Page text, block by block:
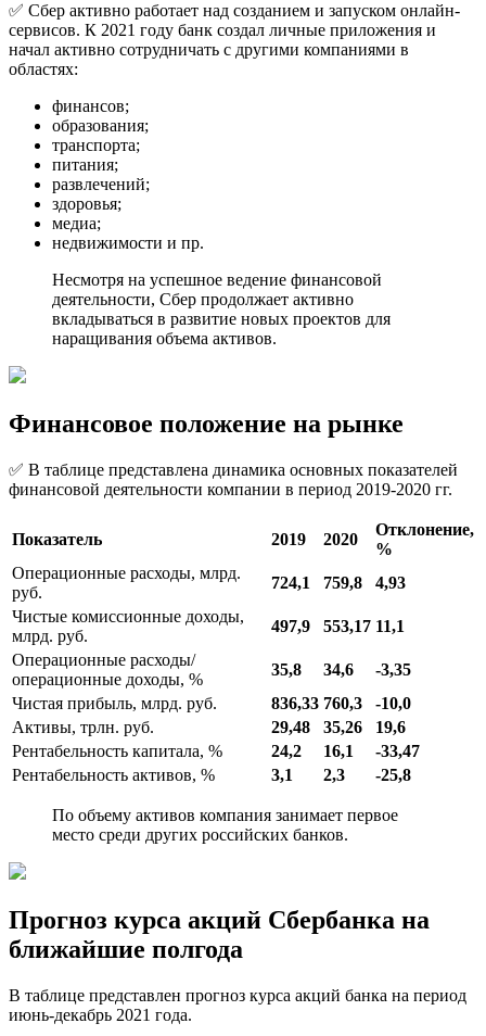
✅ Сбер активно работает над созданием и запуском онлайн-
сервисов. К 2021 году банк создал личные приложения и
начал активно сотрудничать с другими компаниями в
областях:
финансов;
образования;
транспорта;
питания;
развлечений;
здоровья;
медиа;
недвижимости и пр.
Несмотря на успешное ведение финансовой
деятельности, Сбер продолжает активно
вкладываться в развитие новых проектов для
наращивания объема активов.
Финансовое положение на рынке
✅ В таблице представлена динамика основных показателей
финансовой деятельности компании в период 2019-2020 гг.
Показатель 2019 2020
Отклонение,
%
Операционные расходы, млрд.
руб.
724,1 759,8
4,93
Чистые комиссионные доходы,
млрд. руб.
497,9 553,17 11,1
Операционные расходы/
операционные доходы, %
35,8 34,6
-3,35
Чистая прибыль, млрд. руб.
836,33 760,3
-10,0
Активы, трлн. руб.
29,48 35,26
19,6
Рентабельность капитала, %
24,2 16,1
-33,47
Рентабельность активов, %
3,1 2,3 -25,8
По объему активов компания занимает первое
место среди других российских банков.
Прогноз курса акций Сбербанка на
ближайшие полгода
В таблице представлен прогноз курса акций банка на период
июнь-декабрь 2021 года.